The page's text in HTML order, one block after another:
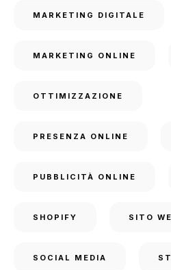
MARKETING DIGITALE
MARKETING ONLINE
OTTIMIZZAZIONE
PRESENZA ONLINE
PUBBLICITÀ ONLINE
SHOPIFY SITO
SOCIAL MEDIA